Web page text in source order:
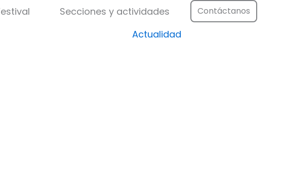
Abrir FestivalSecciones y actividades Abrir Secciones y
Actualidad
Contáctanos